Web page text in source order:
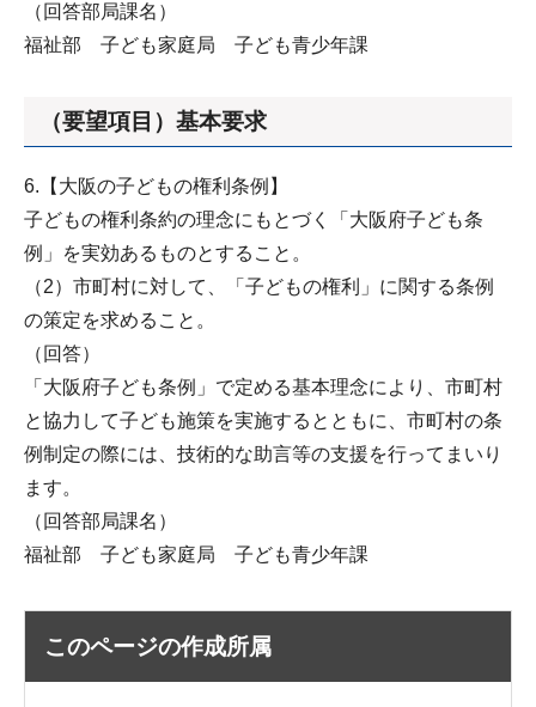
（回答部局課名）
福祉部 子ども家庭局 子ども青少年課
（要望項目）基本要求
6.【大阪の子どもの権利条例】
子どもの権利条約の理念にもとづく「大阪府子ども条
例」を実効あるものとすること。
（2）市町村に対して、「子どもの権利」に関する条例
の策定を求めること。
（回答）
「大阪府子ども条例」で定める基本理念により、市町村
と協力して子ども施策を実施するとともに、市町村の条
例制定の際には、技術的な助言等の支援を行ってまいり
ます。
（回答部局課名）
福祉部 子ども家庭局 子ども青少年課
このページの作成所属